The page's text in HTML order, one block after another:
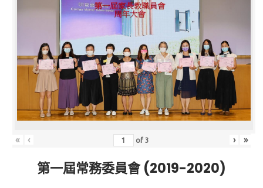
« ‹ of3 › »
第一屆常務委員會 (2019-2020)